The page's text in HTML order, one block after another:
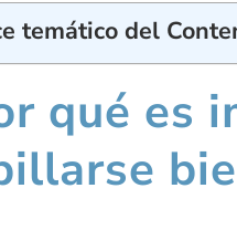
temático del
qué es